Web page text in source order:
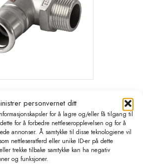
personvernet ditt
for å lagre og/eller få tilgang til
for å forbedre nettleseropplevelsen og for å
annonser. Å samtykke til disse teknologiene vil
nettleseratferd eller unike ID-er på dette
trekke tilbake samtykke kan ha negativ
og funksjoner.
Rustfritt Overgangvinkel
gr 15-1/2″ utv.
kr229,54 eks. MVA
Legg i handlekurv